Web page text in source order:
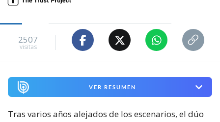
2507
visitas
VER RESUMEN
Tras varios años alejados de los escenarios, el dúo